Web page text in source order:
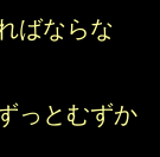
ばならな
っとむずか